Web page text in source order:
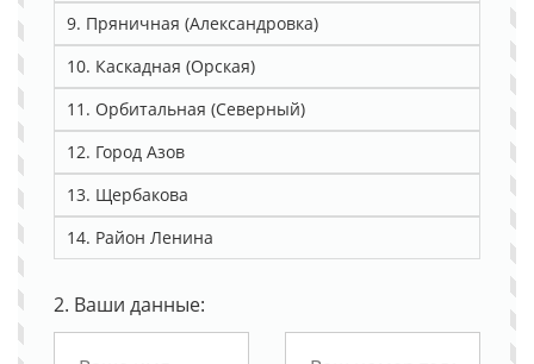
9. Пряничная (Александровка)
10. Каскадная (Орская)
11. Орбитальная (Северный)
12. Город Азов
13. Щербакова
14. Район Ленина
2. Ваши данные: